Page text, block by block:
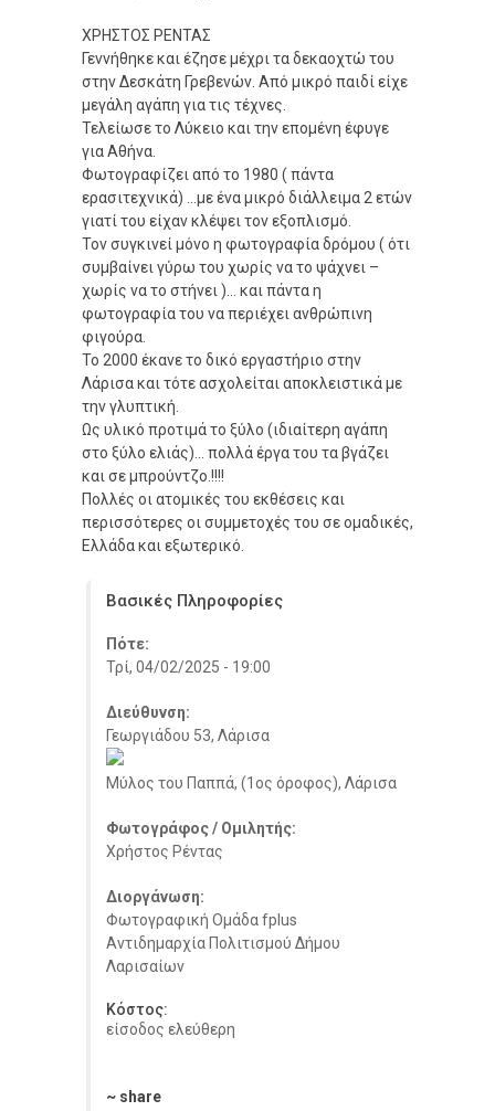
ΧΡΗΣΤΟΣ ΡΕΝΤΑΣ
Γεννήθηκε και έζησε μέχρι τα δεκαοχτώ του
στην Δεσκάτη Γρεβενών. Από μικρό παιδί είχε
μεγάλη αγάπη για τις τέχνες.
Τελείωσε το Λύκειο και την επομένη έφυγε
για Αθήνα.
Φωτογραφίζει από το 1980 ( πάντα
ερασιτεχνικά) …με ένα μικρό διάλλειμα 2 ετών
γιατί του είχαν κλέψει τον εξοπλισμό.
Τον συγκινεί μόνο η φωτογραφία δρόμου ( ότι
συμβαίνει γύρω του χωρίς να το ψάχνει –
χωρίς να το στήνει )... και πάντα η
φωτογραφία του να περιέχει ανθρώπινη
φιγούρα.
Το 2000 έκανε το δικό εργαστήριο στην
Λάρισα και τότε ασχολείται αποκλειστικά με
την γλυπτική.
Ως υλικό προτιμά το ξύλο (ιδιαίτερη αγάπη
στο ξύλο ελιάς)... πολλά έργα του τα βγάζει
και σε μπρούντζο.!!!!
Πολλές οι ατομικές του εκθέσεις και
περισσότερες οι συμμετοχές του σε ομαδικές,
Ελλάδα και εξωτερικό.
Βασικές Πληροφορίες
Πότε:
Τρί, 04/02/2025 - 19:00
Διεύθυνση:
Γεωργιάδου 53, Λάρισα
Μύλος του Παππά, (1ος όροφος), Λάρισα
Φωτογράφος / Ομιλητής:
Χρήστος Ρέντας
Διοργάνωση:
Φωτογραφική Ομάδα fplus
Αντιδημαρχία Πολιτισμού Δήμου
Λαρισαίων
Κόστος:
είσοδος ελεύθερη
~ share